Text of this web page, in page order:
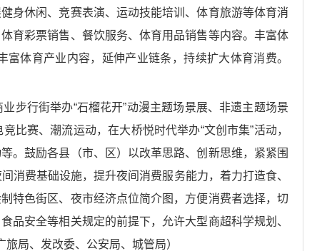
身休闲、竞赛表演、运动技能培训、体育旅游等体育消
育彩票销售、餐饮服务、体育用品销售等内容。丰富体
体育产业内容，延伸产业链条，持续扩大体育消费。
步行街举办“石榴花开”动漫主题场景展、非遗主题场景
比赛、潮流运动，在大桥悦时代举办“文创市集”活动，
。鼓励各县（市、区）以改革思路、创新思维，紧紧围
费基础设施，提升夜间消费服务能力，着力打造食、
特色街区、夜市经济点位简介图，方便消费者选择，切
品安全等相关规定的前提下，允许大型商超科学规划、
局、发改委、公安局、城管局）